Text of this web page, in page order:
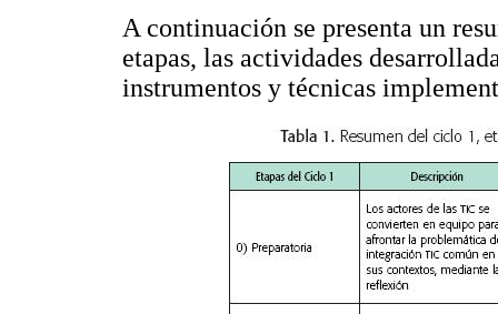
A continuación se presenta un
etapas, las actividades
instrumentos y técnicas